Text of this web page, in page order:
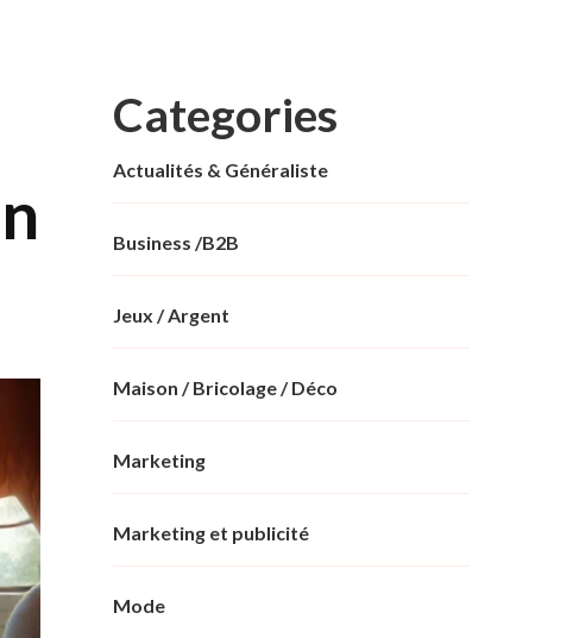
Categories
Actualités & Généraliste
Business /B2B
Jeux / Argent
Maison / Bricolage / Déco
Marketing
Marketing et publicité
Mode